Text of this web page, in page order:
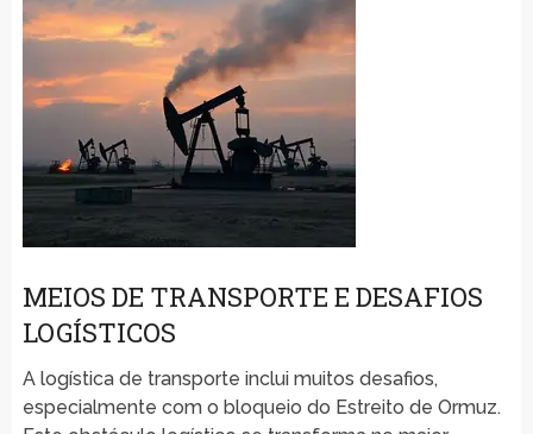
MEIOS DE TRANSPORTE E DESAFIOS
LOGÍSTICOS
A logística de transporte inclui muitos desafios,
especialmente com o bloqueio do Estreito de Ormuz.